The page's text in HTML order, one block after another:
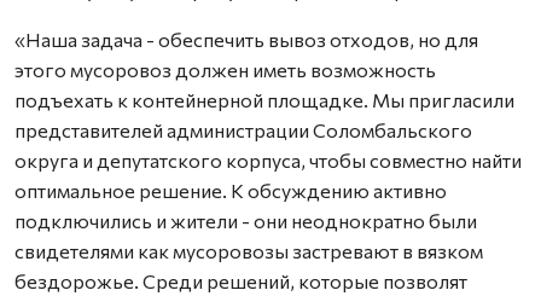
«Наша задача - обеспечить вывоз отходов, но для
этого мусоровоз должен иметь возможность
подъехать к контейнерной площадке. Мы пригласили
представителей администрации Соломбальского
округа и депутатского корпуса, чтобы совместно найти
оптимальное решение. К обсуждению активно
подключились и жители - они неоднократно были
свидетелями как мусоровозы застревают в вязком
бездорожье. Среди решений, которые позволят